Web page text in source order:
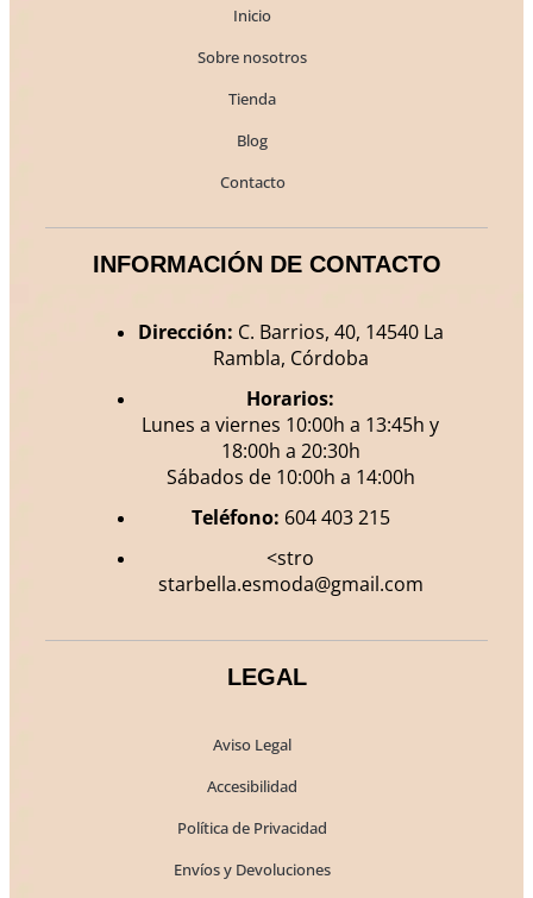
Inicio
Sobre nosotros
Tienda
Blog
Contacto
INFORMACIÓN DE CONTACTO
Dirección: C. Barrios, 40, 14540 La
Rambla, Córdoba
Horarios:
Lunes a viernes 10:00h a 13:45h y
18:00h a 20:30h
Sábados de 10:00h a 14:00h
Teléfono: 604 403 215
<stro
starbella.esmoda@gmail.com
LEGAL
Aviso Legal
Accesibilidad
Política de Privacidad
Envíos y Devoluciones